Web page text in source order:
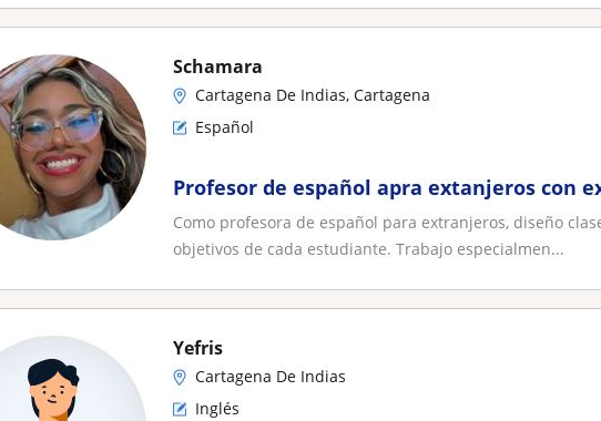
Schamara
Cartagena De Indias, Cartagena
Español
Profesor de español apra extanjeros con
Como profesora de español para extranjeros, diseño
objetivos de cada estudiante. Trabajo especialmen...
Yefris
Cartagena De Indias
Inglés